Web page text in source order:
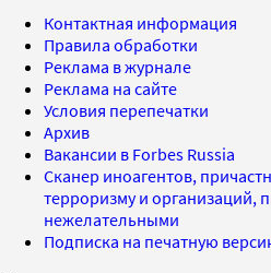
Контактная информация
Правила обработки
Реклама в журнале
Реклама на сайте
Условия перепечатки
Архив
Вакансии в Forbes Russia
Сканер иноагентов,
терроризму и организаций,
нежелательными
Подписка на печатную